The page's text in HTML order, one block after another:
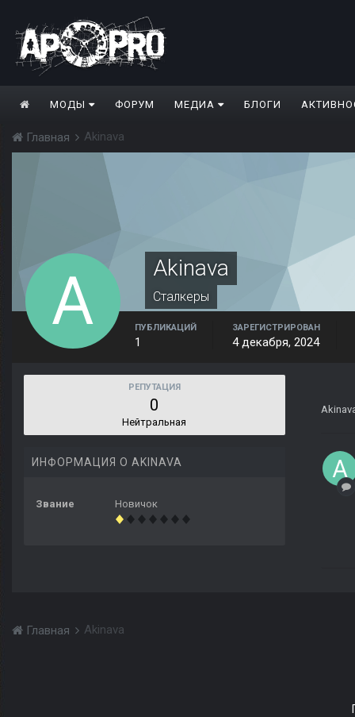
МОДЫ ФОРУМ МЕДИА БЛОГИ
Главная Akinava
Akinava
Сталкеры
ПУБЛИКАЦИЙ
1
ЗАРЕГИСТРИРОВАН
4 декабря, 2024
РЕПУТАЦИЯ
0
Нейтральная
ИНФОРМАЦИЯ О AKINAVA
Звание Новичок
Главная Akinava